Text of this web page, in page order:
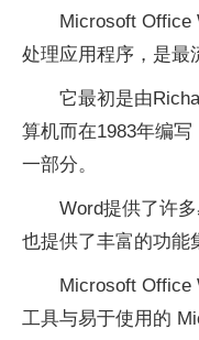
Microsoft Office
处理应用程序，是最
它最初是由
算机而在1983年编
一部分。
Word提供了许
也提供了丰富的功能
Microsoft Office
工具与易于使用的